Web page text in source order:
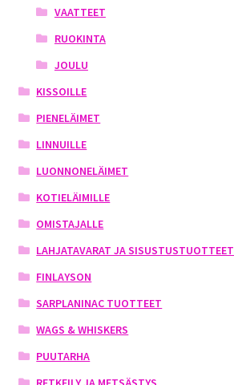
VAATTEET
RUOKINTA
JOULU
KISSOILLE
PIENELÄIMET
LINNUILLE
LUONNONELÄIMET
KOTIELÄIMILLE
OMISTAJALLE
LAHJATAVARAT JA SISUSTUSTUOTTEET
FINLAYSON
SARPLANINAC TUOTTEET
WAGS & WHISKERS
PUUTARHA